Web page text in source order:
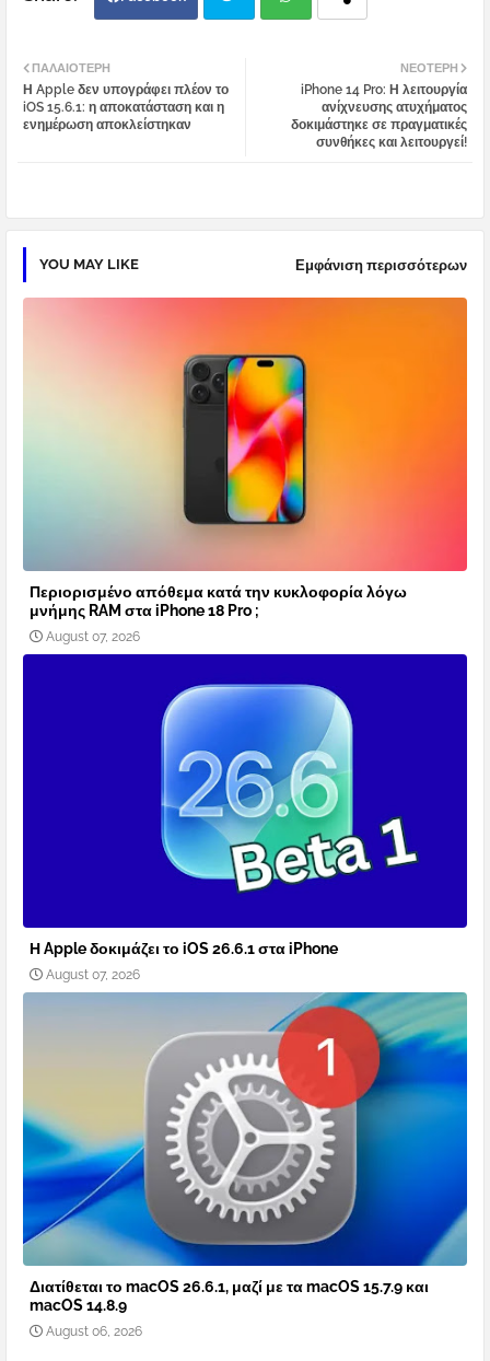
tter
ΝΕΌΤΕΡΗ
iPhone 14 Pro: Η λειτουργία
ανίχνευσης ατυχήματος
δοκιμάστηκε σε πραγματικές
συνθήκες και λειτουργεί!
ΠΑΛΑΙΌΤΕΡΗ
Η Apple δεν υπογράφει πλέον το
iOS 15.6.1: η αποκατάσταση και η
ενημέρωση αποκλείστηκαν
YOU MAY LIKE Εμφάνιση περισσότερων
Περιορισμένο απόθεμα κατά την κυκλοφορία λόγω
μνήμης RAM στα iPhone 18 Pro ;
August 07, 2026
Η Apple δοκιμάζει το iOS 26.6.1 στα iPhone
August 07, 2026
Διατίθεται το macOS 26.6.1, μαζί με τα macOS 15.7.9 και
macOS 14.8.9
August 06, 2026